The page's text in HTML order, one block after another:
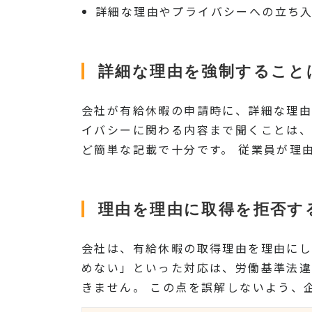
詳細な理由やプライバシーへの立ち
詳細な理由を強制するこ
会社が有給休暇の申請時に、詳細な理
イバシーに関わる内容まで聞くことは
ど簡単な記載で十分です。 従業員が理
理由を理由に取得を拒否す
会社は、有給休暇の取得理由を理由に
めない」といった対応は、労働基準法
きません。 この点を誤解しないよう、